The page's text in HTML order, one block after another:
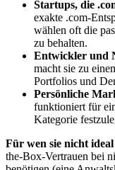
Startups, die
exakte .com-
wählen oft die
zu behalten.
Entwickler und
macht sie zu
Portfolios und
Persönliche
funktioniert für
Kategorie
Für wen sie nicht
the-Box-Vertrauen bei